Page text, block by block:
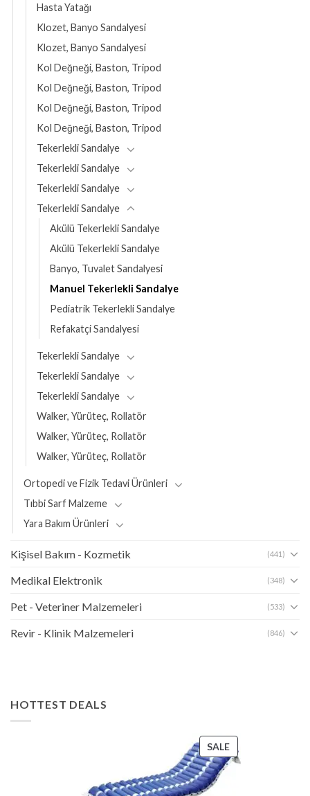
Hasta Yatağı
Klozet, Banyo Sandalyesi
Klozet, Banyo Sandalyesi
Kol Değneği, Baston, Tripod
Kol Değneği, Baston, Tripod
Kol Değneği, Baston, Tripod
Kol Değneği, Baston, Tripod
Tekerlekli Sandalye
Tekerlekli Sandalye
Tekerlekli Sandalye
Tekerlekli Sandalye
Akülü Tekerlekli Sandalye
Akülü Tekerlekli Sandalye
Banyo, Tuvalet Sandalyesi
Manuel Tekerlekli Sandalye
Pediatrik Tekerlekli Sandalye
Refakatçi Sandalyesi
Tekerlekli Sandalye
Tekerlekli Sandalye
Tekerlekli Sandalye
Walker, Yürüteç, Rollatör
Walker, Yürüteç, Rollatör
Walker, Yürüteç, Rollatör
Ortopedi ve Fizik Tedavi Ürünleri
Tıbbi Sarf Malzeme
Yara Bakım Ürünleri
Kişisel Bakım - Kozmetik (441)
Medikal Elektronik (348)
Pet - Veteriner Malzemeleri (533)
Revir - Klinik Malzemeleri (846)
HOTTEST DEALS
SALEPRODUCT
ON